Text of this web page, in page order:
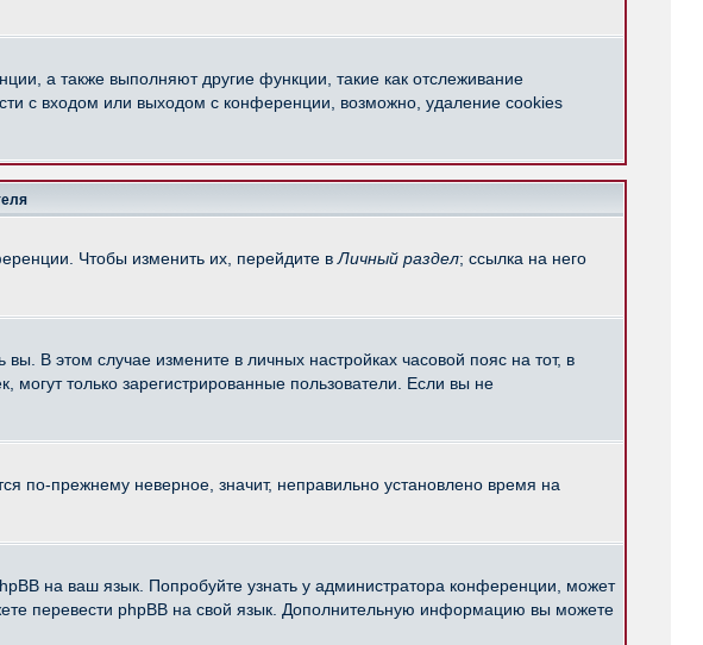
а также выполняют другие функции, такие как отслеживание
с входом или выходом с конференции, возможно, удаление cookies
Чтобы изменить их, перейдите в Личный раздел; ссылка на него
В этом случае измените в личных настройках часовой пояс на тот, в
могут только зарегистрированные пользователи. Если вы не
по-прежнему неверное, значит, неправильно установлено время на
на ваш язык. Попробуйте узнать у администратора конференции, может
перевести phpBB на свой язык. Дополнительную информацию вы можете